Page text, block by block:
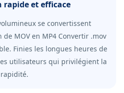
rapide et efficace
se convertissent
MOV en MP4 Convertir .mov
Finies les longues heures de
utilisateurs qui privilégient la
rapidité.